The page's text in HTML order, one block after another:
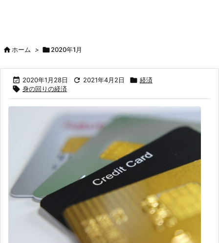
ホーム > 2020年1月
 2020年1月28日  2021年4月2日  経済
 身の回りの経済